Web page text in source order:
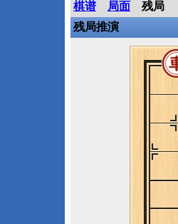
棋谱 局面
残局
残局推演